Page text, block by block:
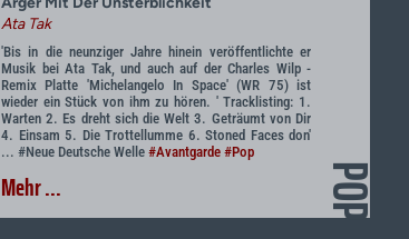
POP
Ata Tak
'Bis in die neunziger Jahre hinein veröffentlichte er
Musik bei Ata Tak, und auch auf der Charles Wilp -
Remix Platte 'Michelangelo In Space' (WR 75) ist
wieder ein Stück von ihm zu hören. ' Tracklisting: 1.
Warten 2. Es dreht sich die Welt 3. Geträumt von Dir
4. Einsam 5. Die Trottellumme 6. Stoned Faces don'
... #Neue Deutsche Welle #Avantgarde #Pop
Mehr ...